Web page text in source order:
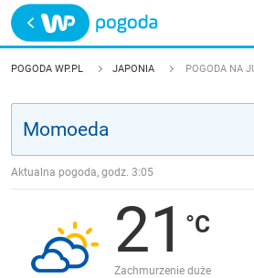
Trwa ładowanie
POLSKA
JAKOŚĆ POWIETRZA
POGODA WP.PL JAPONIA POGODA NA
Aktualna pogoda, godz. 3:05
21
Zachmurzenie duże